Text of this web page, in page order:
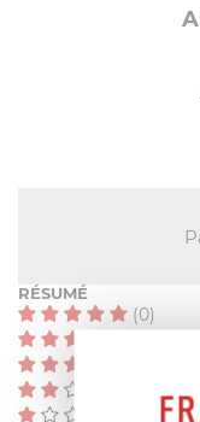
RÉSUMÉ
(0)